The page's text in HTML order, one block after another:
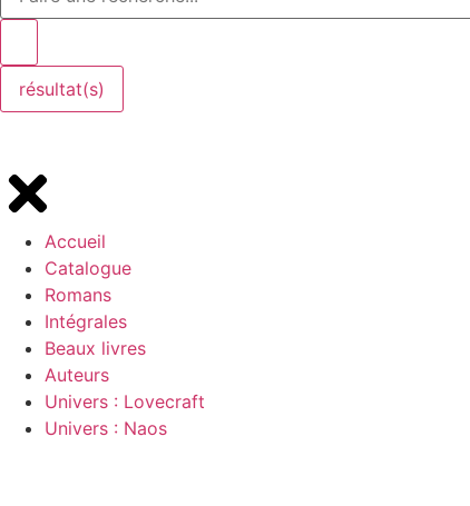
résultat(s)
Accueil
Catalogue
Romans
Intégrales
Beaux livres
Auteurs
Univers : Lovecraft
Univers : Naos